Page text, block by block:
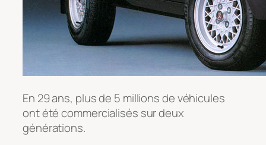
En 29 ans, plus de 5 millions de véhicules
ont été commercialisés sur deux
générations.